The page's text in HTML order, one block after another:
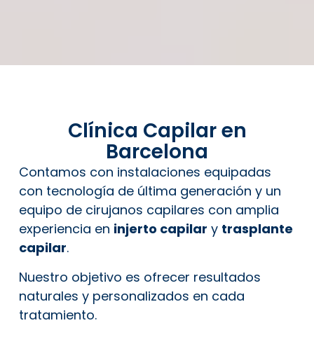
Clínica Capilar en
Barcelona
Contamos con instalaciones equipadas
con tecnología de última generación y un
equipo de cirujanos capilares con amplia
experiencia en injerto capilar y trasplante
capilar.
Nuestro objetivo es ofrecer resultados
naturales y personalizados en cada
tratamiento.